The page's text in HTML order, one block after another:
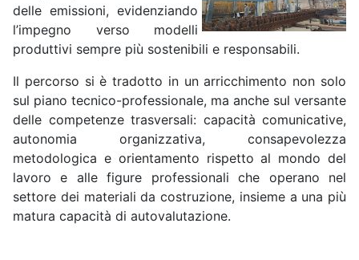
delle emissioni, evidenziando
l’impegno verso modelli
produttivi sempre più sostenibili e responsabili.
Il percorso si è tradotto in un arricchimento non solo
sul piano tecnico-professionale, ma anche sul versante
delle competenze trasversali: capacità comunicative,
autonomia organizzativa, consapevolezza
metodologica e orientamento rispetto al mondo del
lavoro e alle figure professionali che operano nel
settore dei materiali da costruzione, insieme a una più
matura capacità di autovalutazione.